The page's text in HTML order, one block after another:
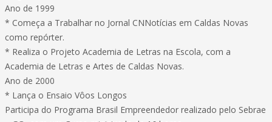
Ano de 1999
* Começa a Trabalhar no Jornal CNNotícias em Caldas Novas
como repórter.
* Realiza o Projeto Academia de Letras na Escola, com a
Academia de Letras e Artes de Caldas Novas.
Ano de 2000
* Lança o Ensaio Vôos Longos
Participa do Programa Brasil Empreendedor realizado pelo Sebrae